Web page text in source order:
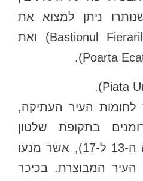
ניתן למצוא את
לחומות העיר העתיקה,
בתקופת שלטון
הסקסונים (בין המאה ה-13 ל-17), אשר מנעו
המבוצרת. בכיכר